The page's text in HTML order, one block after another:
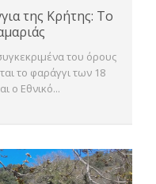
της Κρήτης: Το
του όρους
το φαράγγι των 18
ο Εθνικό...